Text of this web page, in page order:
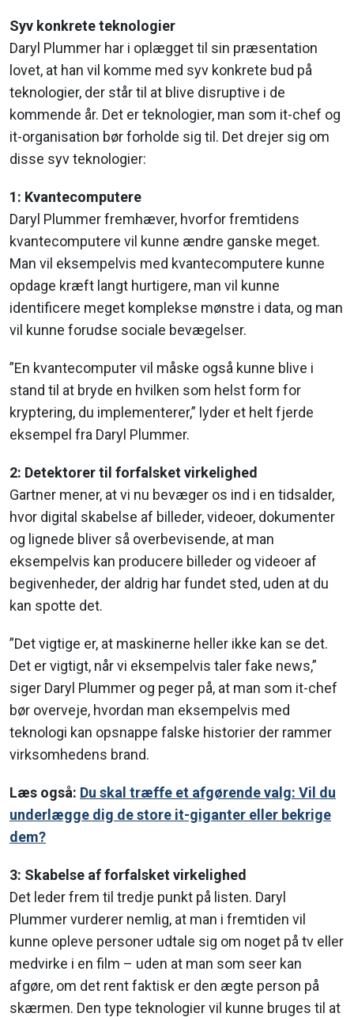
Syv konkrete teknologier
Daryl Plummer har i oplægget til sin præsentation
lovet, at han vil komme med syv konkrete bud på
teknologier, der står til at blive disruptive i de
kommende år. Det er teknologier, man som it-chef og
it-organisation bør forholde sig til. Det drejer sig om
disse syv teknologier:
1: Kvantecomputere
Daryl Plummer fremhæver, hvorfor fremtidens
kvantecomputere vil kunne ændre ganske meget.
Man vil eksempelvis med kvantecomputere kunne
opdage kræft langt hurtigere, man vil kunne
identificere meget komplekse mønstre i data, og man
vil kunne forudse sociale bevægelser.
”En kvantecomputer vil måske også kunne blive i
stand til at bryde en hvilken som helst form for
kryptering, du implementerer,” lyder et helt fjerde
eksempel fra Daryl Plummer.
2: Detektorer til forfalsket virkelighed
Gartner mener, at vi nu bevæger os ind i en tidsalder,
hvor digital skabelse af billeder, videoer, dokumenter
og lignede bliver så overbevisende, at man
eksempelvis kan producere billeder og videoer af
begivenheder, der aldrig har fundet sted, uden at du
kan spotte det.
”Det vigtige er, at maskinerne heller ikke kan se det.
Det er vigtigt, når vi eksempelvis taler fake news,”
siger Daryl Plummer og peger på, at man som it-chef
bør overveje, hvordan man eksempelvis med
teknologi kan opsnappe falske historier der rammer
virksomhedens brand.
Læs også: Du skal træffe et afgørende valg: Vil du
underlægge dig de store it-giganter eller bekrige
dem?
3: Skabelse af forfalsket virkelighed
Det leder frem til tredje punkt på listen. Daryl
Plummer vurderer nemlig, at man i fremtiden vil
kunne opleve personer udtale sig om noget på tv eller
medvirke i en film – uden at man som seer kan
afgøre, om det rent faktisk er den ægte person på
skærmen. Den type teknologier vil kunne bruges til at